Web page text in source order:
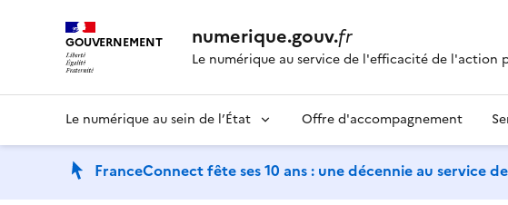
GOUVERNEMENT numerique.gouv.fr
Le numérique au service de l'efficacité de l'action
Le numérique au sein de l’État Offre d'accompagnement
FranceConnect fête ses 10 ans : une décennie au service